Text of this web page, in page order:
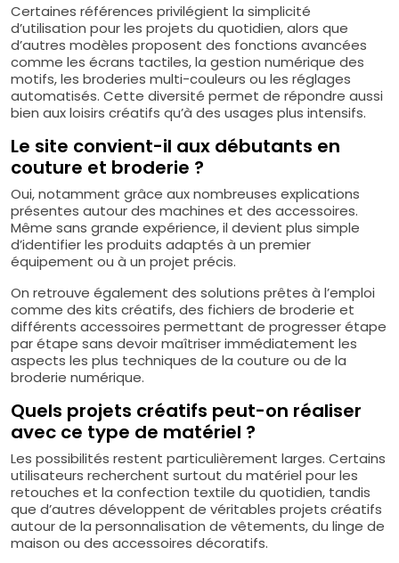
Certaines références privilégient la simplicité
d’utilisation pour les projets du quotidien, alors que
d’autres modèles proposent des fonctions avancées
comme les écrans tactiles, la gestion numérique des
motifs, les broderies multi-couleurs ou les réglages
automatisés. Cette diversité permet de répondre aussi
bien aux loisirs créatifs qu’à des usages plus intensifs.
Le site convient-il aux débutants en
couture et broderie ?
Oui, notamment grâce aux nombreuses explications
présentes autour des machines et des accessoires.
Même sans grande expérience, il devient plus simple
d’identifier les produits adaptés à un premier
équipement ou à un projet précis.
On retrouve également des solutions prêtes à l’emploi
comme des kits créatifs, des fichiers de broderie et
différents accessoires permettant de progresser étape
par étape sans devoir maîtriser immédiatement les
aspects les plus techniques de la couture ou de la
broderie numérique.
Quels projets créatifs peut-on réaliser
avec ce type de matériel ?
Les possibilités restent particulièrement larges. Certains
utilisateurs recherchent surtout du matériel pour les
retouches et la confection textile du quotidien, tandis
que d’autres développent de véritables projets créatifs
autour de la personnalisation de vêtements, du linge de
maison ou des accessoires décoratifs.